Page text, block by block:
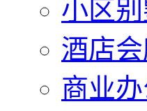
小区
酒店
商业